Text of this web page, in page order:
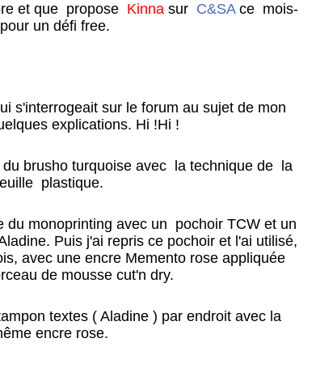
et que propose Kinna sur C&SA ce mois-
un défi free.
s'interrogeait sur le forum au sujet de mon
explications. Hi !Hi !
brusho turquoise avec la technique de la
plastique.
monoprinting avec un pochoir TCW et un
Puis j'ai repris ce pochoir et l'ai utilisé,
avec une encre Memento rose appliquée
de mousse cut'n dry.
textes ( Aladine ) par endroit avec la
encre rose.